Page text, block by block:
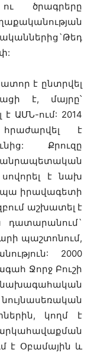
ծրագրերը
է ընտրվել
է, մայրը՝
ԱՄՆ-ում: 2014
է
Քրուզը
է նախ
իրավագետի
աշխատել է
դատարանում`
պաշտոնում,
2000
Ջորջ Բուշի
կողմ է
է Օբամային և